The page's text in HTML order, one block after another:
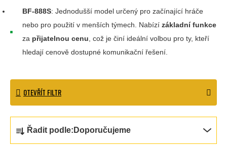
BF-888S: Jednodušší model určený pro začínající hráče
nebo pro použití v menších týmech. Nabízí základní funkce
za přijatelnou cenu, což je činí ideální volbou pro ty, kteří
hledají cenově dostupné komunikační řešení.
OTEVŘÍT FILTR
Ř
a
Řadit podle: Doporučujeme